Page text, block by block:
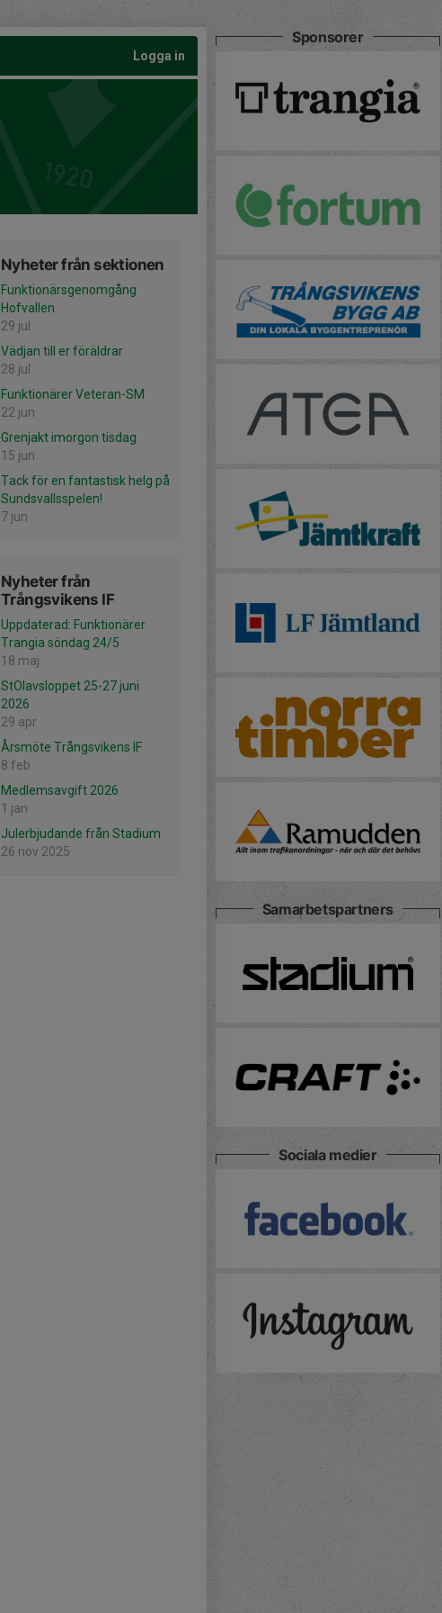
Logga in
Nyheter från sektionen
Funktionärsgenomgång
Hofvallen
29 jul
Vädjan till er föräldrar
28 jul
Funktionärer Veteran-SM
22 jun
Grenjakt imorgon tisdag
15 jun
Tack för en fantastisk helg på
Sundsvallsspelen!
7 jun
Nyheter från
Trångsvikens IF
Uppdaterad: Funktionärer
Trangia söndag 24/5
18 maj
StOlavsloppet 25-27 juni
2026
29 apr
Årsmöte Trångsvikens IF
8 feb
Medlemsavgift 2026
1 jan
Julerbjudande från Stadium
26 nov 2025
Sponsorer
Samarbetspartners
Sociala medier